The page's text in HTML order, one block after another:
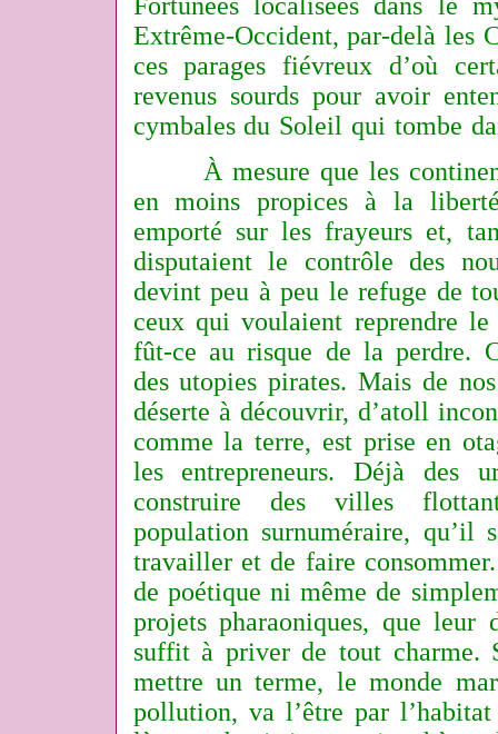
Extrême-Occident, par-delà les
ces parages fiévreux d’où
revenus sourds pour avoir
cymbales du Soleil qui tombe
À mesure que les
en moins propices à la
emporté sur les frayeurs et,
disputaient le contrôle des
devint peu à peu le refuge de
ceux qui voulaient reprendre
fût-ce au risque de la perdre.
des utopies pirates. Mais de
déserte à découvrir, d’atoll
comme la terre, est prise en
les entrepreneurs. Déjà des
construire des villes
population surnuméraire, qu’il
travailler et de faire
de poétique ni même de
projets pharaoniques, que leur
suffit à priver de tout charme.
mettre un terme, le monde
pollution, va l’être par